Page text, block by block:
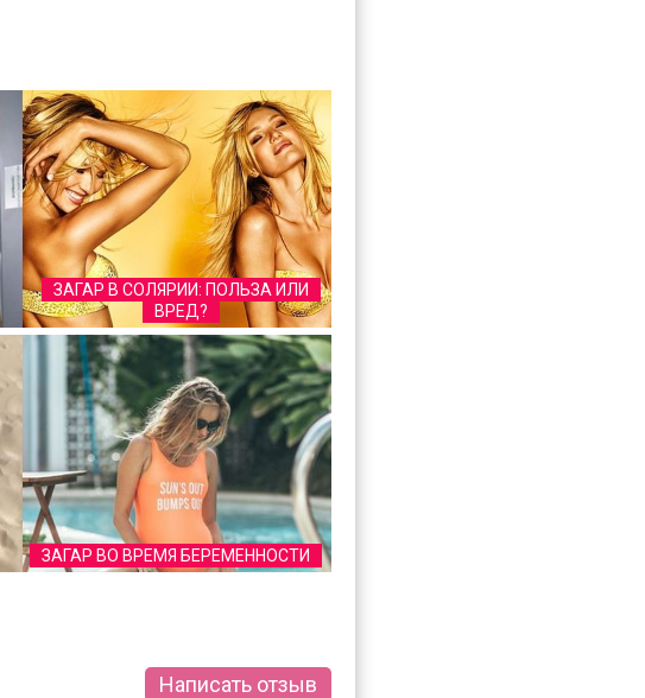
ЗАГАР В СОЛЯРИИ: ПОЛЬЗА ИЛИ
ВРЕД?
ЗАГАР ВО ВРЕМЯ БЕРЕМЕННОСТИ
Написать отзыв